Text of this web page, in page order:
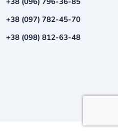
+38 (097) 782-45-70
+38 (098) 812-63-48